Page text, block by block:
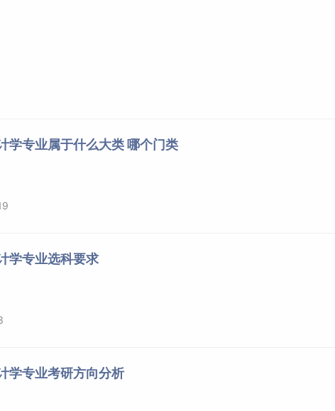
学专业属于什么大类 哪个门类
学专业选科要求
学专业考研方向分析